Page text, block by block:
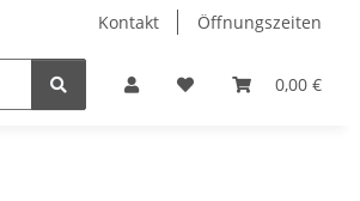
Kontakt Öffnungszeiten
0,00 €
Dienstleistungen Geschenkartikel &